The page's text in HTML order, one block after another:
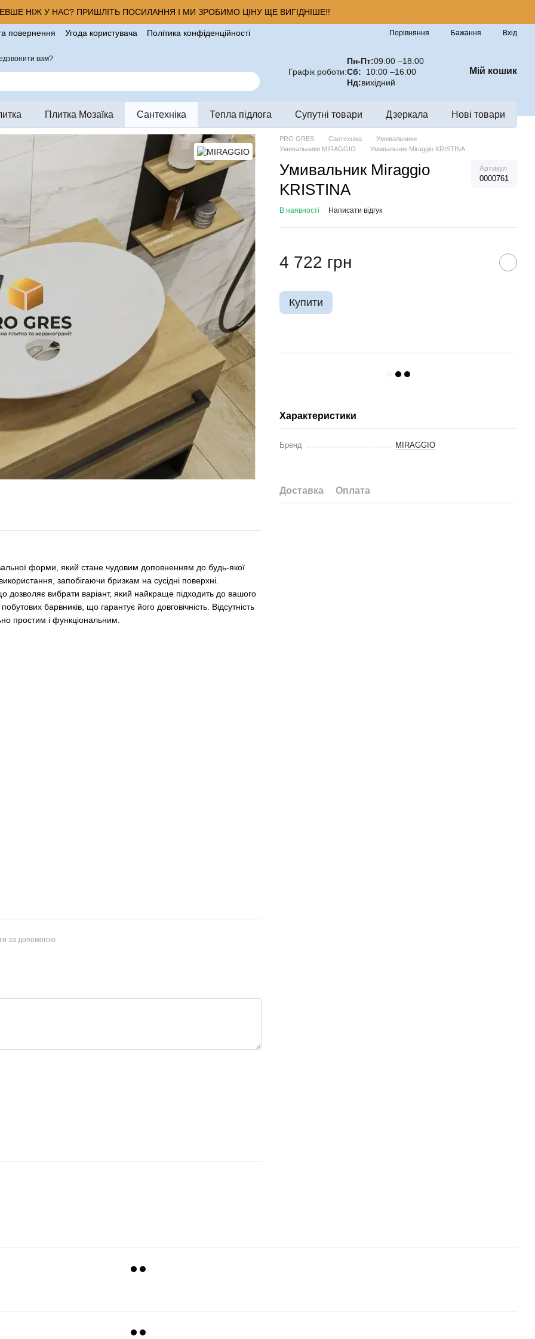
НІЖ У НАС? ПРИШЛІТЬ ПОСИЛАННЯ І МИ ЗРОБИМО ЦІНУ ЩЕ ВИГІДНІШЕ!!
повернення Угода користувача
Політика конфіденційності
Порівняння Бажання Вхід
вам?
Графік роботи:
Пн-Пт:09:00 –18:00
Сб: 10:00 –16:00
Нд:вихідний
Мій кошик
Плитка Мозаїка Сантехніка Тепла підлога Супутні товари Дзеркала Нові товари
PRO GRES Сантехніка
Умивальники
Умивальники MIRAGGIO
Умивальник Miraggio KRISTINA
Умивальник Miraggio
KRISTINA
Артикул
0000761
В наявності Написати відгук
4 722 грн
Купити
Характеристики
Бренд MIRAGGIO
Доставка Оплата
форми, який стане чудовим доповненням до будь-якої
запобігаючи бризкам на сусідні поверхні.
вибрати варіант, який найкраще підходить до вашого
барвників, що гарантує його довговічність. Відсутність
простим і функціональним.
за допомогою